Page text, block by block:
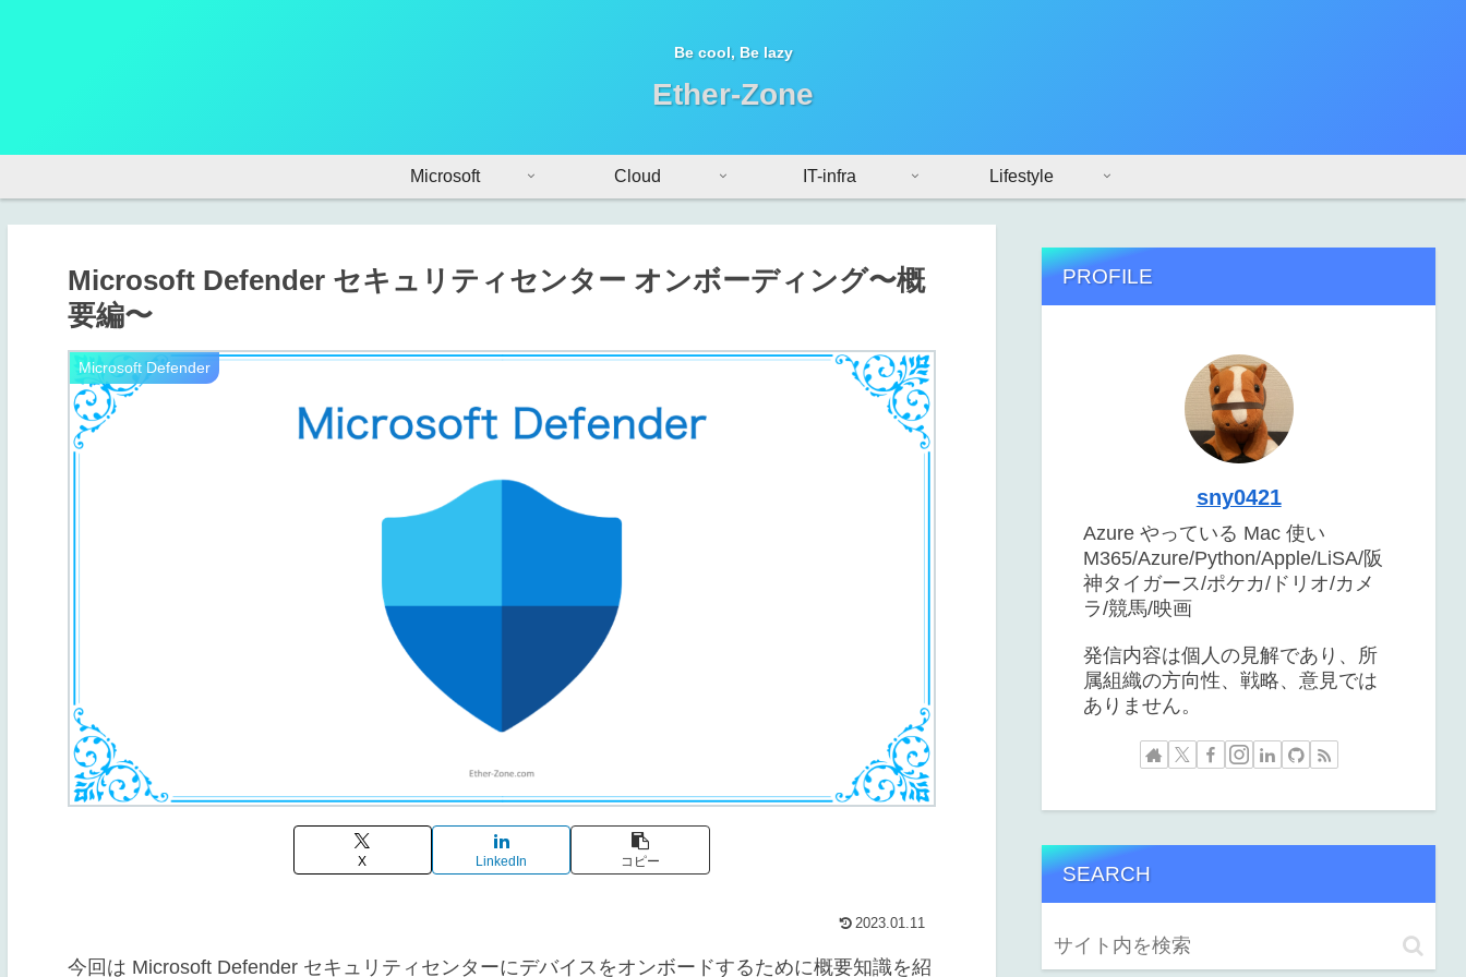
Be cool, Be lazy
Ether-Zone
Microsoft Cloud IT-infra Lifestyle
Microsoft Defender セキュリティセンター オンボーディング〜概
要編〜
Microsoft Defender
X LinkedIn コピー
2023.01.11
今回は Microsoft Defender セキュリティセンターにデバイスをオンボードするために概要知識を紹
PROFILE
sny0421
Azure やっている Mac 使い
M365/Azure/Python/Apple/LiSA/阪
神タイガース/ポケカ/ドリオ/カメ
ラ/競馬/映画
発信内容は個人の見解であり、所
属組織の方向性、戦略、意見では
ありません。
SEARCH